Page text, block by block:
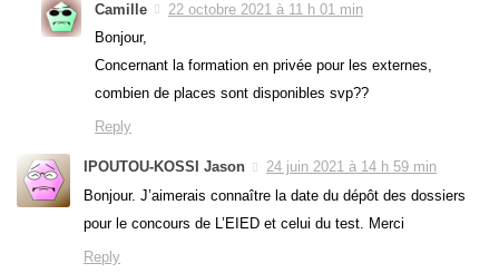
Camille
22 octobre 2021 à 11 h 01 min
Bonjour,
Concernant la formation en privée pour les externes,
combien de places sont disponibles svp??
Reply
IPOUTOU-KOSSI Jason
24 juin 2021 à 14 h 59 min
Bonjour. J’aimerais connaître la date du dépôt des dossiers
pour le concours de L’EIED et celui du test. Merci
Reply